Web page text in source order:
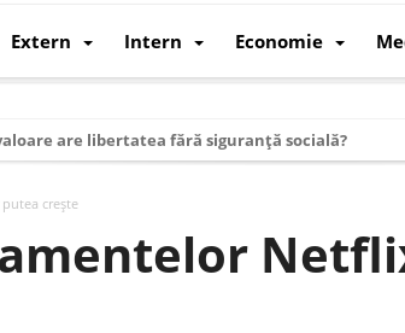
Extern Intern Economie
are libertatea fără siguranță socială?
cum a devenit atelierul lumii și rivalul
de ce rezistă?
crește